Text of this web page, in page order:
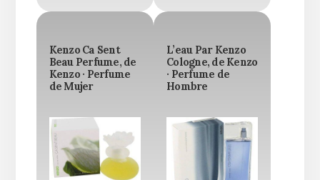
Kenzo Ca Sent
Beau Perfume, de
Kenzo · Perfume
de Mujer
L’eau Par Kenzo
Cologne, de Kenzo
· Perfume de
Hombre